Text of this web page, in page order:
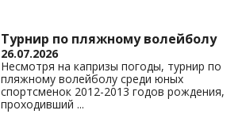
Турнир по пляжному волейболу
26.07.2026
Несмотря на капризы погоды, турнир по
пляжному волейболу среди юных
спортсменок 2012-2013 годов рождения,
проходивший ...